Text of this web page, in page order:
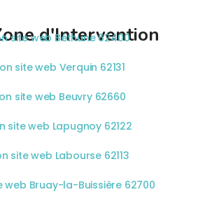
d'Intervention
site web Béthune 62400
site web Verquin 62131
site web Beuvry 62660
site web Lapugnoy 62122
site web Labourse 62113
web Bruay-la-Buissière 62700